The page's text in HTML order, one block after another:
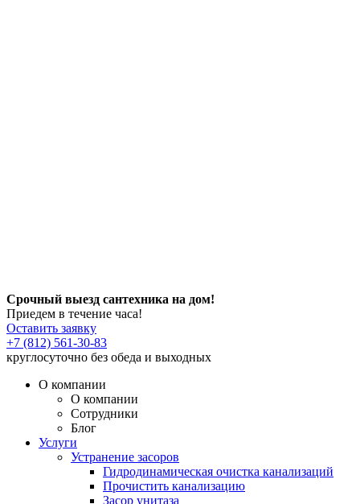
Срочный выезд сантехника на дом!
Приедем в течение часа!
Оставить заявку
+7 (812) 561-30-83
круглосуточно без обеда и выходных
О компании
О компании
Сотрудники
Блог
Услуги
Устранение засоров
Гидродинамическая очистка канализаций
Прочистить канализацию
Засор унитаза